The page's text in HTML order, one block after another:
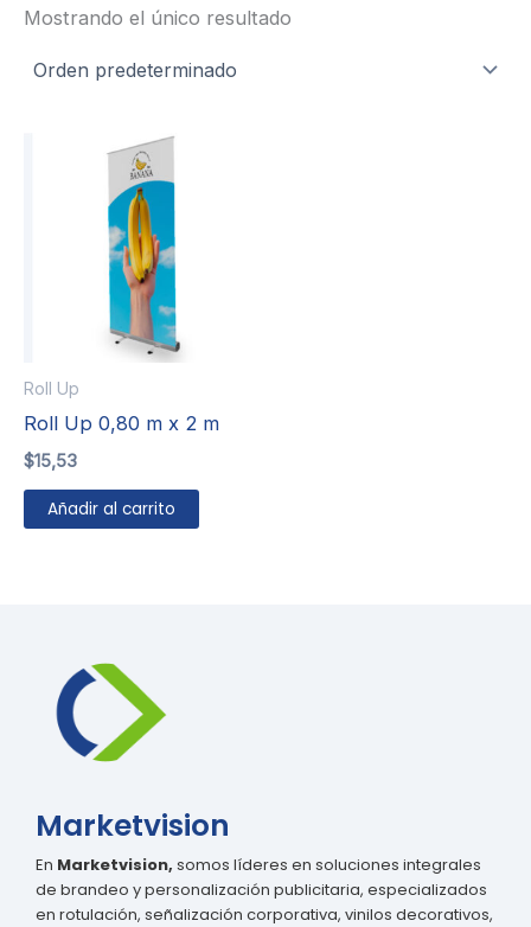
Mostrando el único resultado
Roll Up
Roll Up 0,80 m x 2 m
$15,53
Añadir al carrito
Marketvision
En Marketvision, somos líderes en soluciones integrales
de brandeo y personalización publicitaria, especializados
en rotulación, señalización corporativa, vinilos decorativos,